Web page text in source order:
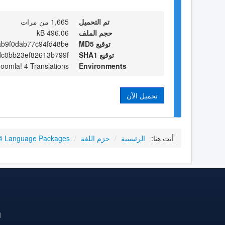
تم التحميل
1,665 من مرات
حجم الملف
496.06 kB
توقيع MD5
توقيع SHA1
Environments
4 Translations
تحميل الآن
أنت هنا: الرئيسية / حزم اللغة /
Language Packages